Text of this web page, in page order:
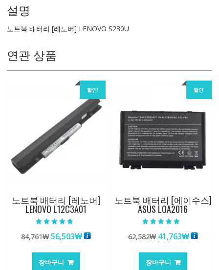
LENOVO
S230U
수
설명
노트북 배터리 [레노버] LENOVO S230U
연관 상품
할인!
노트북 배터리 [레노버]
LENOVO L12C3A01
4.50
로 평가됨
84,761₩원
가
56,503₩현
장바구니
할인!
노트북 배터리 [에이수스]
ASUS LOA2016
5.00
로 평가됨
62,582₩ 원
가
41,763₩현
장바구니